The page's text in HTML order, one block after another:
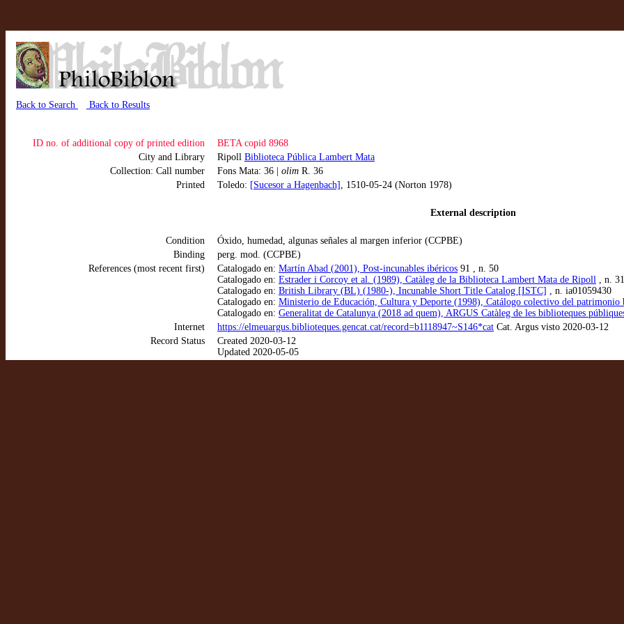
Back to Search Back to Results
ID no. of additional copy of printed edition
BETA copid 8968
City and Library
Ripoll Biblioteca Pública Lambert Mata
Collection: Call number
Fons Mata: 36 | olim R. 36
Printed
Toledo: [Sucesor a Hagenbach] , 1510-05-24 (Norton 1978)
External description
Condition
Óxido, humedad, algunas señales al margen inferior (CCPBE)
Binding
perg. mod. (CCPBE)
References (most recent first)
Catalogado en: Martín Abad (2001), Post-incunables ibéricos 91 , n. 50
Catalogado en: Estrader i Corcoy et al. (1989), Catàleg de la Biblioteca Lambert Mata de Ripoll , n. 31
Catalogado en: British Library (BL) (1980-), Incunable Short Title Catalog [ISTC] , n. ia01059430
Catalogado en: Ministerio de Educación, Cultura y Deporte (1998), Catálogo colectivo del
Catalogado en: Generalitat de Catalunya (2018 ad quem), ARGUS Catàleg de les biblioteques
Internet
https://elmeuargus.biblioteques.gencat.cat/record=b1118947~S146*cat Cat. Argus visto 2020-03-12
Record Status
Created 2020-03-12
Updated 2020-05-05